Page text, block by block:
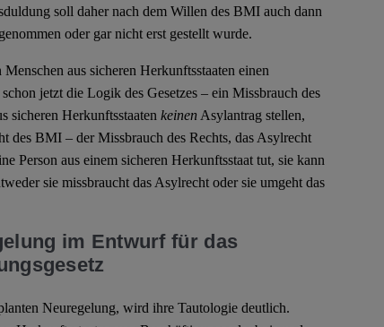
soll daher nach dem Willen des BMI auch dann
oder gar nicht erst gestellt wurde.
aus sicheren Herkunftsstaaten einen
jetzt die Logik des Gesetzes – ein Missbrauch des
sicheren Herkunftsstaaten keinen Asylantrag stellen,
des BMI – der Missbrauch des Rechts, das Asylrecht
Person aus einem sicheren Herkunftsstaat tut, sie kann
sie missbraucht das Asylrecht oder sie umgeht das
im Entwurf für das
Neuregelung, wird ihre Tautologie deutlich.